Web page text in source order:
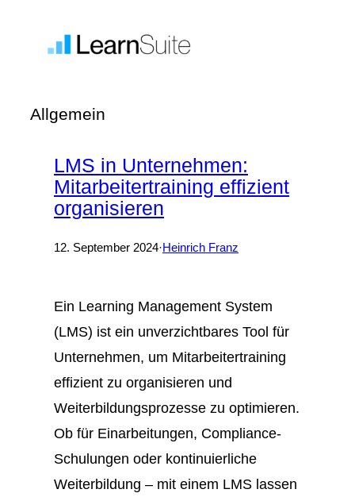
Allgemein
LMS in Unternehmen:
Mitarbeitertraining effizient
organisieren
12. September 2024·Heinrich Franz
Ein Learning Management System
(LMS) ist ein unverzichtbares Tool für
Unternehmen, um Mitarbeitertraining
effizient zu organisieren und
Weiterbildungsprozesse zu optimieren.
Ob für Einarbeitungen, Compliance-
Schulungen oder kontinuierliche
Weiterbildung – mit einem LMS lassen